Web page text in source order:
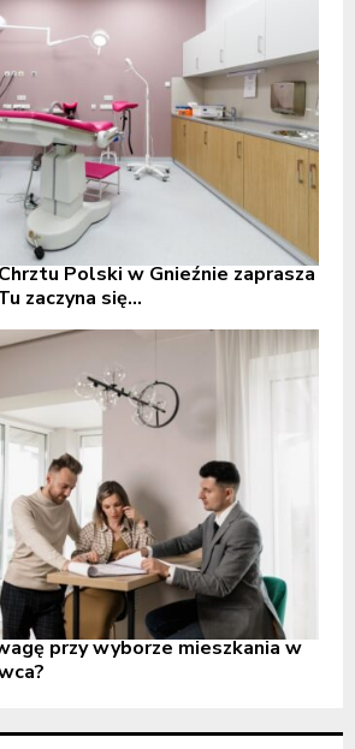
Polski w Gnieźnie zaprasza
zaczyna się...
przy wyborze mieszkania w